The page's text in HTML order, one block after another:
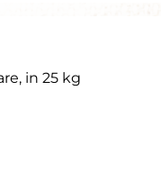
in 25 kg